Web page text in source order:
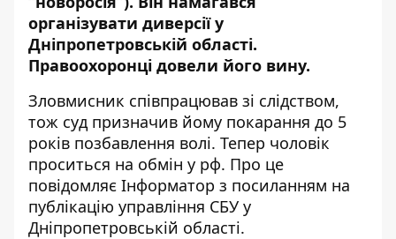
організувати диверсії у
Дніпропетровській області.
Правоохоронці довели його вину.
Зловмисник співпрацював зі слідством,
тож суд призначив йому покарання до 5
років позбавлення волі. Тепер чоловік
проситься на обмін у рф. Про це
повідомляє Інформатор з посиланням на
публікацію управління СБУ у
Дніпропетровській області.